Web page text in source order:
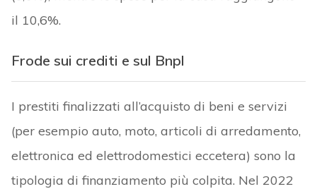
il 10,6%.
Frode sui crediti e sul Bnpl
I prestiti finalizzati all’acquisto di beni e servizi
(per esempio auto, moto, articoli di arredamento,
elettronica ed elettrodomestici eccetera) sono la
tipologia di finanziamento più colpita. Nel 2022